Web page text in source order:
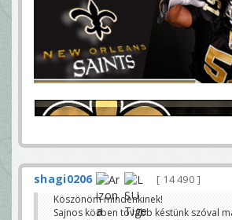
shagi0206
14 490
Köszönöm mindenkinek!
Sajnos közben tovább késtünk szóval